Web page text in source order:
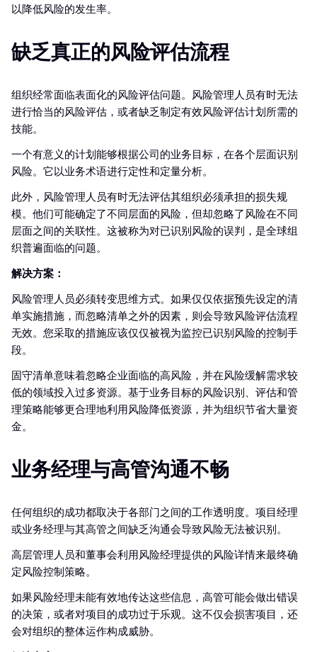
以降低风险的发生率。
缺乏真正的风险评估流程
组织经常面临表面化的风险评估问题。风险管理人员有时无法
进行恰当的风险评估，或者缺乏制定有效风险评估计划所需的
技能。
一个有意义的计划能够根据公司的业务目标，在各个层面识别
风险。它以业务术语进行定性和定量分析。
此外，风险管理人员有时无法评估其组织必须承担的损失规
模。他们可能确定了不同层面的风险，但却忽略了风险在不同
层面之间的关联性。这被称为对已识别风险的误判，是全球组
织普遍面临的问题。
解决方案：
风险管理人员必须转变思维方式。如果仅仅依据预先设定的清
单实施措施，而忽略清单之外的因素，则会导致风险评估流程
无效。您采取的措施应该仅仅被视为监控已识别风险的控制手
段。
固守清单意味着忽略企业面临的高风险，并在风险缓解需求较
低的领域投入过多资源。基于业务目标的风险识别、评估和管
理策略能够更合理地利用风险降低资源，并为组织节省大量资
金。
业务经理与高管沟通不畅
任何组织的成功都取决于各部门之间的工作透明度。项目经理
或业务经理与其高管之间缺乏沟通会导致风险无法被识别。
高层管理人员和董事会利用风险经理提供的风险详情来最终确
定风险控制策略。
如果风险经理未能有效地传达这些信息，高管可能会做出错误
的决策，或者对项目的成功过于乐观。这不仅会损害项目，还
会对组织的整体运作构成威胁。